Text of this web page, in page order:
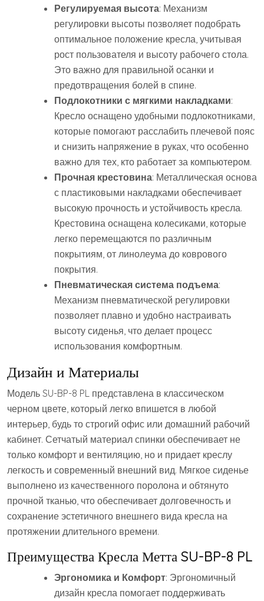
Регулируемая высота: Механизм
регулировки высоты позволяет подобрать
оптимальное положение кресла, учитывая
рост пользователя и высоту рабочего стола.
Это важно для правильной осанки и
предотвращения болей в спине.
Подлокотники с мягкими накладками:
Кресло оснащено удобными подлокотниками,
которые помогают расслабить плечевой пояс
и снизить напряжение в руках, что особенно
важно для тех, кто работает за компьютером.
Прочная крестовина: Металлическая основа
с пластиковыми накладками обеспечивает
высокую прочность и устойчивость кресла.
Крестовина оснащена колесиками, которые
легко перемещаются по различным
покрытиям, от линолеума до коврового
покрытия.
Пневматическая система подъема:
Механизм пневматической регулировки
позволяет плавно и удобно настраивать
высоту сиденья, что делает процесс
использования комфортным.
Дизайн и Материалы
Модель SU-BP-8 PL представлена в классическом
черном цвете, который легко впишется в любой
интерьер, будь то строгий офис или домашний рабочий
кабинет. Сетчатый материал спинки обеспечивает не
только комфорт и вентиляцию, но и придает креслу
легкость и современный внешний вид. Мягкое сиденье
выполнено из качественного поролона и обтянуто
прочной тканью, что обеспечивает долговечность и
сохранение эстетичного внешнего вида кресла на
протяжении длительного времени.
Преимущества Кресла Метта SU-BP-8 PL
Эргономика и Комфорт: Эргономичный
дизайн кресла помогает поддерживать